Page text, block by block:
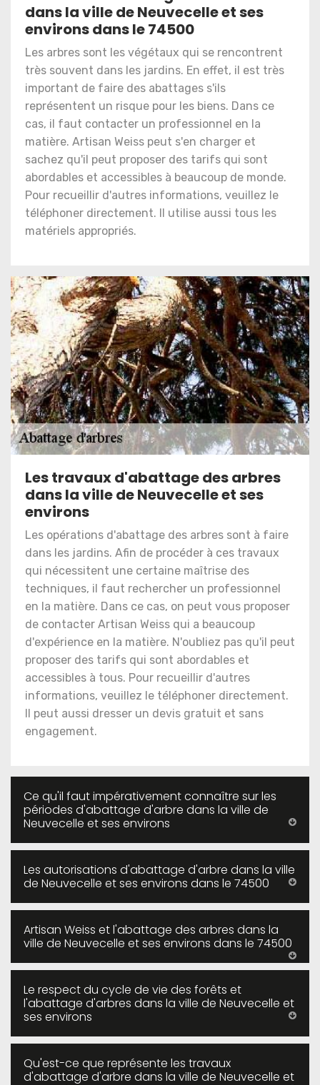
dans la ville de Neuvecelle et ses
environs dans le 74500
Les arbres sont les végétaux qui se rencontrent
très souvent dans les jardins. En effet, il est très
important de faire des abattages s'ils
représentent un risque pour les biens. Dans ce
cas, il faut contacter un professionnel en la
matière. Artisan Weiss peut s'en charger et
sachez qu'il peut proposer des tarifs qui sont
abordables et accessibles à beaucoup de monde.
Pour recueillir d'autres informations, veuillez le
téléphoner directement. Il utilise aussi tous les
matériels appropriés.
Les travaux d'abattage des arbres
dans la ville de Neuvecelle et ses
environs
Les opérations d'abattage des arbres sont à faire
dans les jardins. Afin de procéder à ces travaux
qui nécessitent une certaine maîtrise des
techniques, il faut rechercher un professionnel
en la matière. Dans ce cas, on peut vous proposer
de contacter Artisan Weiss qui a beaucoup
d'expérience en la matière. N'oubliez pas qu'il peut
proposer des tarifs qui sont abordables et
accessibles à tous. Pour recueillir d'autres
informations, veuillez le téléphoner directement.
Il peut aussi dresser un devis gratuit et sans
engagement.
Ce qu'il faut impérativement connaître sur les
périodes d'abattage d'arbre dans la ville de
Neuvecelle et ses environs
Les autorisations d'abattage d'arbre dans la ville
de Neuvecelle et ses environs dans le 74500
Artisan Weiss et l'abattage des arbres dans la
ville de Neuvecelle et ses environs dans le 74500
Le respect du cycle de vie des forêts et
l'abattage d'arbres dans la ville de Neuvecelle et
ses environs
Qu'est-ce que représente les travaux
d'abattage d'arbre dans la ville de Neuvecelle et